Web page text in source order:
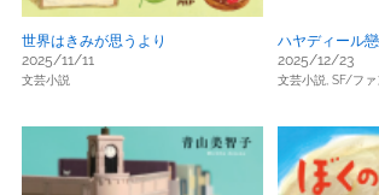
世界はきみが思うより
2025/11/11
文芸小説
ハヤディール
2025/12/23
文芸小説, SF/ファ